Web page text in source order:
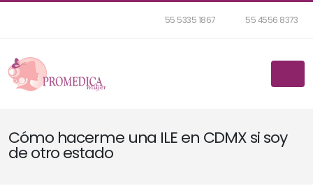
55 5335 1867 55 4556 8373
Cómo hacerme una ILE en CDMX si soy
de otro estado